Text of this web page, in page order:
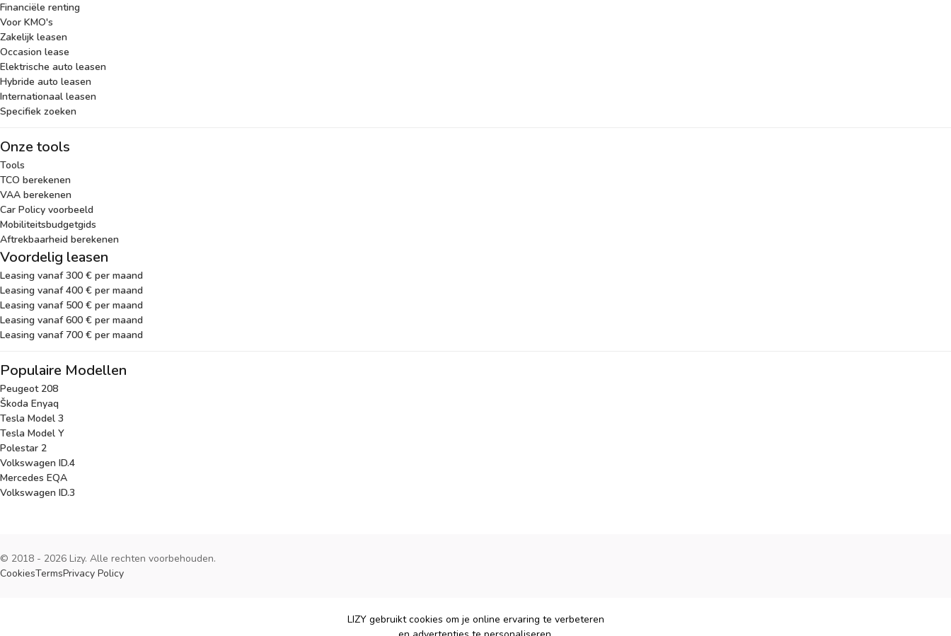
Financiële renting
Voor KMO's
Zakelijk leasen
Occasion lease
Elektrische auto leasen
Hybride auto leasen
Internationaal leasen
Specifiek zoeken
Onze tools
Tools
TCO berekenen
VAA berekenen
Car Policy voorbeeld
Mobiliteitsbudgetgids
Aftrekbaarheid berekenen
Voordelig leasen
Leasing vanaf 300 € per maand
Leasing vanaf 400 € per maand
Leasing vanaf 500 € per maand
Leasing vanaf 600 € per maand
Leasing vanaf 700 € per maand
Populaire Modellen
Peugeot 208
Škoda Enyaq
Tesla Model 3
Tesla Model Y
Polestar 2
Volkswagen ID.4
Mercedes EQA
Volkswagen ID.3
© 2018 - 2026 Lizy. Alle rechten voorbehouden.
CookiesTermsPrivacy Policy
LIZY gebruikt cookies om je online ervaring te verbeteren